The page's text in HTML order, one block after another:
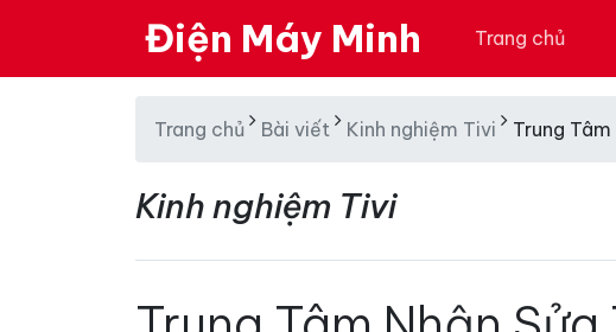
Điện Máy Minh Trang chủ
Trang chủ Bài viết Kinh nghiệm Tivi Trung
Kinh nghiệm Tivi